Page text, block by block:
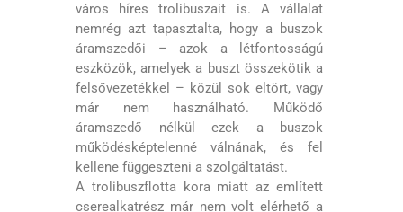
város híres trolibuszait is. A vállalat
nemrég azt tapasztalta, hogy a buszok
áramszedői – azok a létfontosságú
eszközök, amelyek a buszt összekötik a
felsővezetékkel – közül sok eltört, vagy
már nem használható. Működő
áramszedő nélkül ezek a buszok
működésképtelenné válnának, és fel
kellene függeszteni a szolgáltatást.
A trolibuszflotta kora miatt az említett
cserealkatrész már nem volt elérhető a